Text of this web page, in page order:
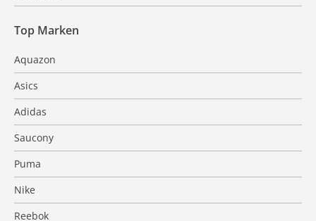
Top Marken
Aquazon
Asics
Adidas
Saucony
Puma
Nike
Reebok